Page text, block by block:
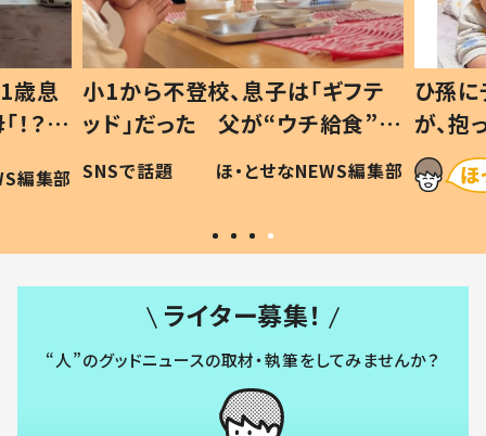
歳息
？」
編集部
小1から不登校、息子は「ギフテ
ッド」だった 父が“ウチ給食”を
作り続ける理由とは #令和の親
#令和の子
SNSで話題 ほ・とせなNEWS編集部
ひ孫
が、
「涙が
い」
ライター募集！
“人”のグッドニュースの取材・執筆をしてみませんか？